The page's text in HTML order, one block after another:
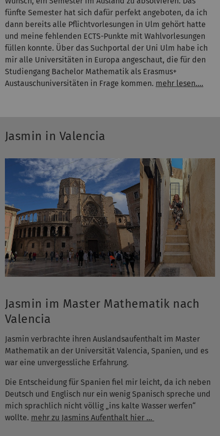
fünfte Semester hat sich dafür perfekt angeboten, da ich
dann bereits alle Pflichtvorlesungen in Ulm gehört hatte
und meine fehlenden ECTS-Punkte mit Wahlvorlesungen
füllen konnte. Über das Suchportal der Uni Ulm habe ich
mir alle Universitäten in Europa angeschaut, die für den
Studiengang Bachelor Mathematik als Erasmus+
Austauschuniversitäten in Frage kommen. mehr lesen....
Jasmin in Valencia
Jasmin im Master Mathematik nach
Valencia
Jasmin verbrachte ihren Auslandsaufenthalt im Master
Mathematik an der Universität Valencia, Spanien, und es
war eine unvergessliche Erfahrung.
Die Entscheidung für Spanien fiel mir leicht, da ich neben
Deutsch und Englisch nur ein wenig Spanisch spreche und
mich sprachlich nicht völlig „ins kalte Wasser werfen“
wollte. mehr zu Jasmins Aufenthalt hier ...